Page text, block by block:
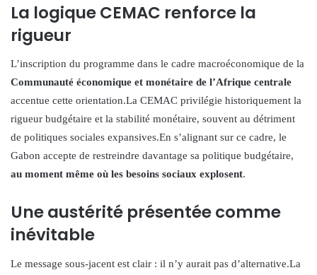
La logique CEMAC renforce la
rigueur
L’inscription du programme dans le cadre macroéconomique de la
Communauté économique et monétaire de l’Afrique centrale
accentue cette orientation.La CEMAC privilégie historiquement la
rigueur budgétaire et la stabilité monétaire, souvent au détriment
de politiques sociales expansives.En s’alignant sur ce cadre, le
Gabon accepte de restreindre davantage sa politique budgétaire,
au moment même où les besoins sociaux explosent.
Une austérité présentée comme
inévitable
Le message sous-jacent est clair : il n’y aurait pas d’alternative.La